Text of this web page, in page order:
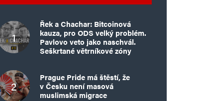
Řek a Chachar: Bitcoinová
kauza, pro ODS velký problém.
Pavlovo veto jako naschvál.
Seškrtané větrníkové zóny
Prague Pride má štěstí, že
v Česku není masová
muslimská migrace